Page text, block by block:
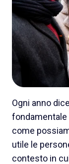
Ogni anno
fondamentale
come
utile le
contesto in